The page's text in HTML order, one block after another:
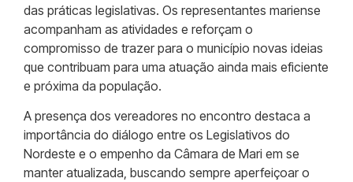
das práticas legislativas. Os representantes mariense
acompanham as atividades e reforçam o
compromisso de trazer para o município novas ideias
que contribuam para uma atuação ainda mais eficiente
e próxima da população.
A presença dos vereadores no encontro destaca a
importância do diálogo entre os Legislativos do
Nordeste e o empenho da Câmara de Mari em se
manter atualizada, buscando sempre aperfeiçoar o